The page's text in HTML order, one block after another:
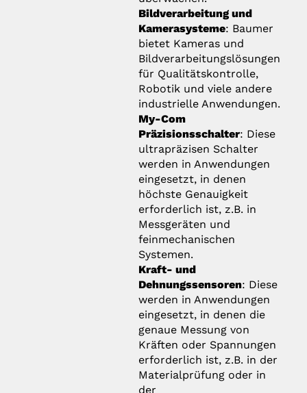
Bildverarbeitung und
Kamerasysteme: Baumer
bietet Kameras und
Bildverarbeitungslösungen
für Qualitätskontrolle,
Robotik und viele andere
industrielle Anwendungen.
My-Com
Präzisionsschalter: Diese
ultrapräzisen Schalter
werden in Anwendungen
eingesetzt, in denen
höchste Genauigkeit
erforderlich ist, z.B. in
Messgeräten und
feinmechanischen
Systemen.
Kraft- und
Dehnungssensoren: Diese
werden in Anwendungen
eingesetzt, in denen die
genaue Messung von
Kräften oder Spannungen
erforderlich ist, z.B. in der
Materialprüfung oder in
der